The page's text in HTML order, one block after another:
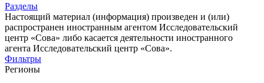
Разделы
Настоящий материал (информация) произведен и (или)
распространен иностранным агентом Исследовательский
центр «Сова» либо касается деятельности иностранного
агента Исследовательский центр «Сова».
Фильтры
Регионы